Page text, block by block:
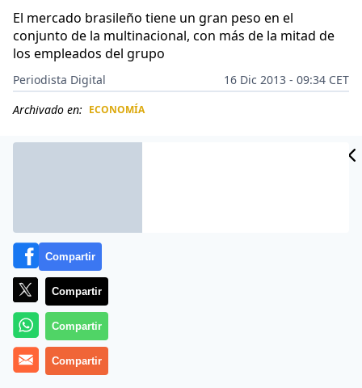
El mercado brasileño tiene un gran peso en el
conjunto de la multinacional, con más de la mitad de
los empleados del grupo
Periodista Digital
16 Dic 2013 - 09:34 CET
Archivado en: ECONOMÍA
Atento
, líder en el mercado latino en servicios de
Compartir
Compartir
Compartir
Compartir